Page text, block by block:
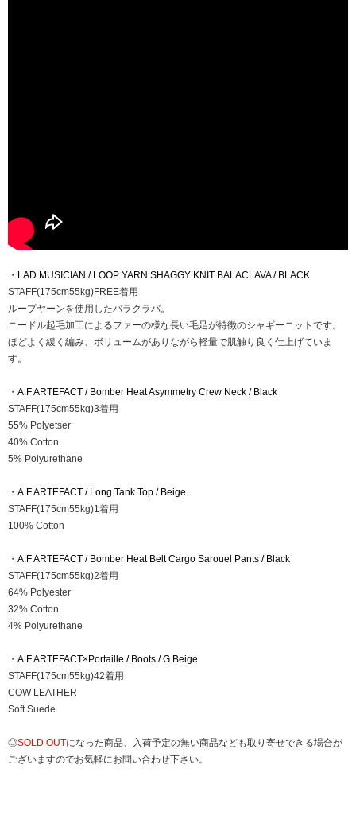
・ LAD MUSICIAN / LOOP YARN SHAGGY KNIT BALACLAVA / BLACK
STAFF(175cm55kg)FREE着用
ループヤーンを使用したバラクラバ。
ニードル起毛加工によるファーの様な長い毛足が特徴のシャギーニットです。
ほどよく緩く編み、ボリュームがありながら軽量で肌触り良く仕上げていま
す。
・ A.F ARTEFACT / Bomber Heat Asymmetry Crew Neck / Black
STAFF(175cm55kg)3着用
55% Polyetser
40% Cotton
5% Polyurethane
・ A.F ARTEFACT / Long Tank Top / Beige
STAFF(175cm55kg)1着用
100% Cotton
・ A.F ARTEFACT / Bomber Heat Belt Cargo Sarouel Pants / Black
STAFF(175cm55kg)2着用
64% Polyester
32% Cotton
4% Polyurethane
・ A.F ARTEFACT×Portaille / Boots / G.Beige
STAFF(175cm55kg)42着用
COW LEATHER
Soft Suede
◎SOLD OUTになった商品、入荷予定の無い商品なども取り寄せできる場合が
ございますのでお気軽にお問い合わせ下さい。